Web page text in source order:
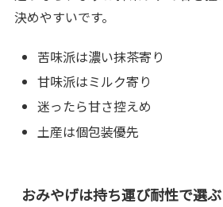
決めやすいです。
苦味派は濃い抹茶寄り
甘味派はミルク寄り
迷ったら甘さ控えめ
土産は個包装優先
おみやげは持ち運び耐性で選ぶ